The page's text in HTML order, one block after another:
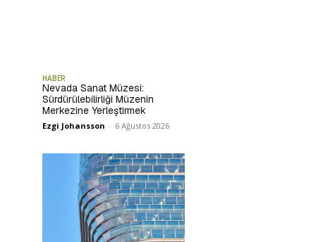
HABER
Nevada Sanat Müzesi:
Sürdürülebilirliği Müzenin
Merkezine Yerleştirmek
Ezgi Johansson - 6 Ağustos 2026